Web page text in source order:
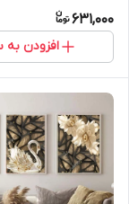
631,000
افزودن به